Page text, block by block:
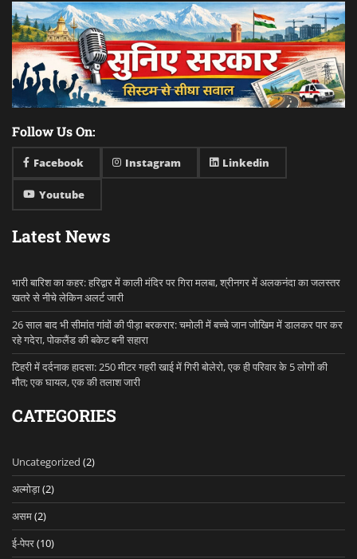
Follow Us On:
Facebook Instagram Linkedin
Youtube
Latest News
भारी बारिश का कहर: हरिद्वार में काली मंदिर पर गिरा मलबा, श्रीनगर में अलकनंदा का जलस्तर
खतरे से नीचे लेकिन अलर्ट जारी
26 साल बाद भी सीमांत गांवों की पीड़ा बरकरार: चमोली में बच्चे जान जोखिम में डालकर पार कर
रहे गदेरा, पोकलैंड की बकेट बनी सहारा
टिहरी में दर्दनाक हादसा: 250 मीटर गहरी खाई में गिरी बोलेरो, एक ही परिवार के 5 लोगों की
मौत; एक घायल, एक की तलाश जारी
CATEGORIES
Uncategorized (2)
अल्मोड़ा(2)
असम(2)
ई-पेपर(10)